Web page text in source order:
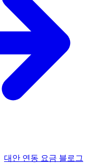
대안 연동 요금 블로그